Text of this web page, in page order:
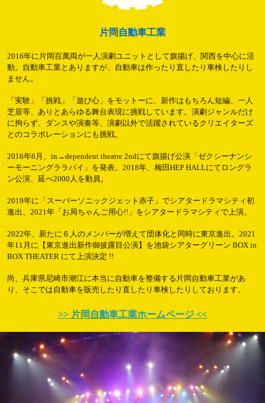
片岡自動車工業
2016年に片岡百萬両が一人演劇ユニットとして旗揚げ、関西を中心に活
動。自動車工業とありますが、自動車は作ったり直したり車検したりし
ません。
「実験」「挑戦」「遊び心」をモットーに、新作はもちろん短編、一人
芝居等、ありとあらゆる舞台表現に挑戦しています。演劇ジャンルだけ
に拘らず、ダンスや演奏等、演劇以外で活躍されているクリエイターズ
とのコラボレーションにも挑戦。
2016年6月、in→dependent theatre 2ndにて旗揚げ公演「ゼクシーナンシ
ーモーニングララバイ」を発表。2018年、梅田HEP HALLにてロングラ
ン公演、延べ2000人を動員。
2019年に「スーパーソニックジェット赤子」でシアタードラマシティ初
進出、2021年「お局ちゃんご用心!!」をシアタードラマシティで上演。
2022年、新たに６人のメンバーが増えて団体化と同時に東京進出。2021
年11月に【東京進出新作御披露目公演】を池袋シアターグリーン BOX in
BOX THEATER にて上演決定 !!
尚、兵庫県尼崎市潮江に本当に自動車を整備する片岡自動車工業があ
り、そこでは自動車を販売したり直したり車検したりしております。
>> 片岡自動車工業ホームページ <<